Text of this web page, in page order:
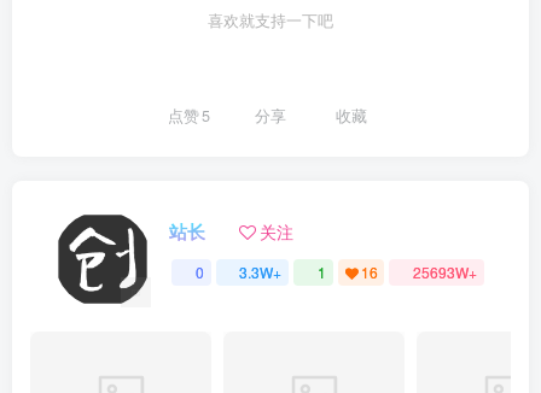
喜欢就支持一下吧
点赞5 分享 收藏
站长 关注
0 3.3W+ 1 16 25693W+